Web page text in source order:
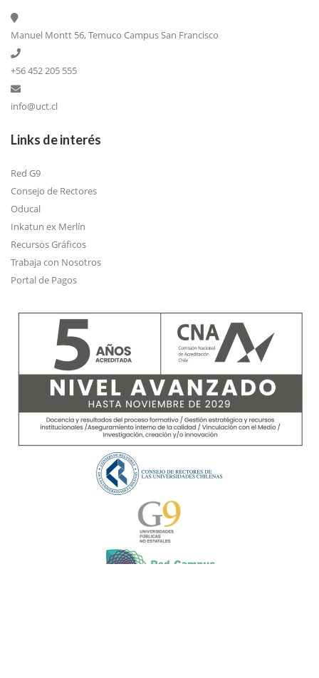
Manuel Montt 56, Temuco Campus San Francisco
+56 452 205 555
info@uct.cl
Links de interés
Red G9
Consejo de Rectores
Oducal
Inkatun ex Merlín
Recursos Gráficos
Trabaja con Nosotros
Portal de Pagos